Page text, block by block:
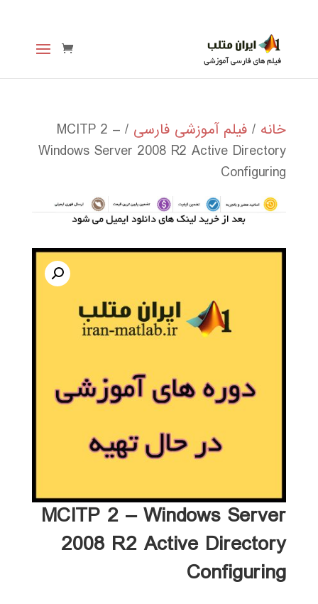
خانه / فیلم آموزشی فارسی
/ MCITP 2 –
Windows Server 2008 R2 Active Directory
Configuring
MCITP 2 – Windows Server
2008 R2 Active Directory
Configuring